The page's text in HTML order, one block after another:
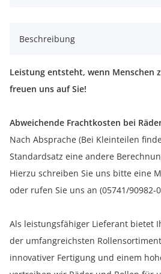
Beschreibung
Leistung entsteht, wenn Menschen
freuen uns auf Sie!
Abweichende Frachtkosten bei
Nach Absprache (Bei Kleinteilen
Standardsatz eine andere
Hierzu schreiben Sie uns bitte eine
oder rufen Sie uns an (05741/90982-
Als leistungsfähiger Lieferant bietet
der umfangreichsten
innovativer Fertigung und einem